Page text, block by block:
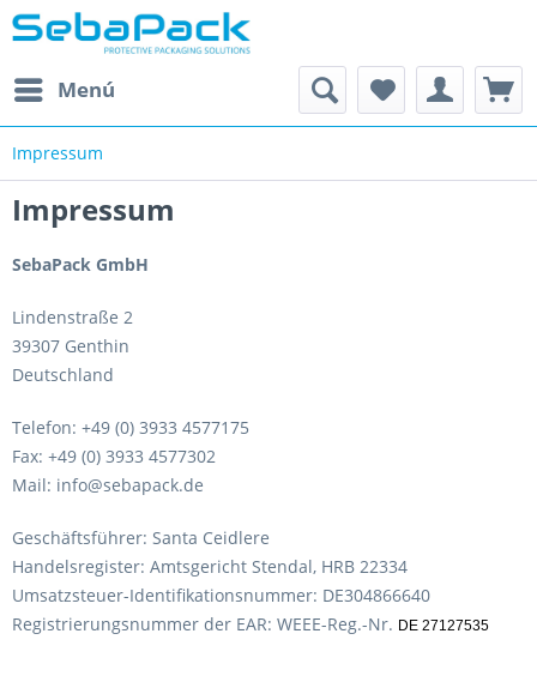
Menú
Impressum
Impressum
SebaPack GmbH
Lindenstraße 2
39307 Genthin
Deutschland
Telefon: +49 (0) 3933 4577175
Fax: +49 (0) 3933 4577302
Mail: info@sebapack.de
Geschäftsführer: Santa Ceidlere
Handelsregister: Amtsgericht Stendal, HRB 22334
Umsatzsteuer-Identifikationsnummer: DE304866640
Registrierungsnummer der EAR: WEEE-Reg.-Nr. DE 27127535